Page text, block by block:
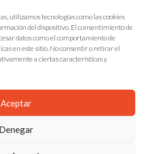
utilizamos tecnologías como las cookies
del dispositivo. El consentimiento de
datos como el comportamiento de
en este sitio. No consentir o retirar el
a ciertas características y
Aceptar
Denegar
España